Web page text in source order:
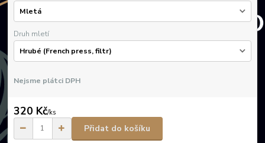
Druh mletí
Nejsme plátci DPH
320 Kč/ks
Přidat do košíku